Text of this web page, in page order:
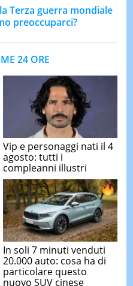
Terza guerra mondiale
preoccuparci?
24 ORE
Vip e personaggi nati il 4
agosto: tutti i
compleanni illustri
In soli 7 minuti venduti
20.000 auto: cosa ha di
particolare questo
nuovo SUV cinese